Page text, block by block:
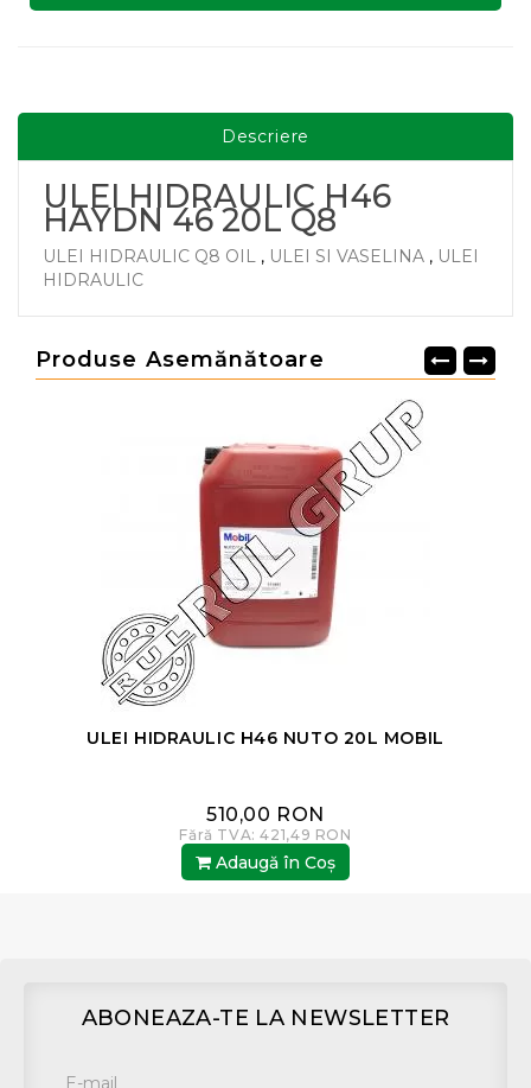
Descriere
ULEI HIDRAULIC H46
HAYDN 46 20L Q8
ULEI HIDRAULIC Q8 OIL , ULEI SI VASELINA , ULEI
HIDRAULIC
Produse Asemănătoare
ULEI HIDRAULIC H46 NUTO 20L MOBIL
510,00 RON
Fără TVA: 421,49 RON
Adaugă în Coş
ABONEAZA-TE LA NEWSLETTER